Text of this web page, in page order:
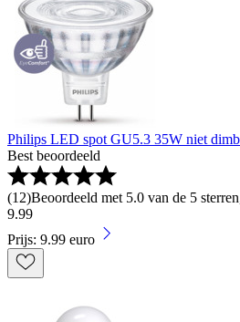
Philips LED spot GU5.3 35W niet
Best beoordeeld
(12)Beoordeeld met 5.0 van de 5
9.99
Prijs: 9.99 euro